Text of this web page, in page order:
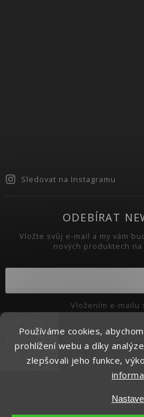
Používáme cookies,
prohlížení webu a díky
zlepšovali jeho funkce,
Sledovat na Instagramu
ODEBÍRAT
Vložte svůj e-mail a my vám
nových produktech
podmínkami
Přihlásit
Upravit